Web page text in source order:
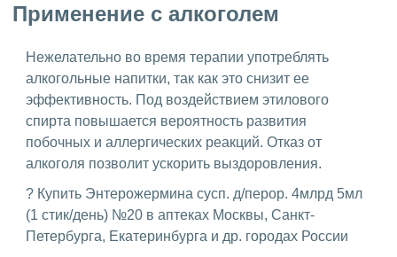
Применение с алкоголем
Нежелательно во время терапии употреблять
алкогольные напитки, так как это снизит ее
эффективность. Под воздействием этилового
спирта повышается вероятность развития
побочных и аллергических реакций. Отказ от
алкоголя позволит ускорить выздоровления.
? Купить Энтерожермина сусп. д/перор. 4млрд 5мл
(1 стик/день) №20 в аптеках Москвы, Санкт-
Петербурга, Екатеринбурга и др. городах России